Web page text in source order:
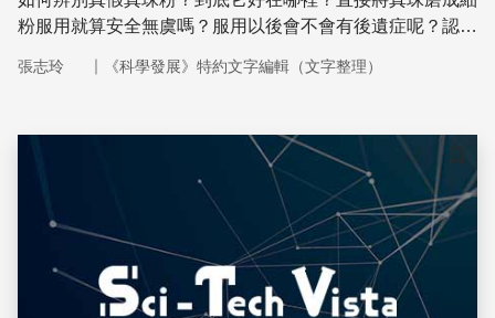
粉服用就算安全無虞嗎？服用以後會不會有後遺症呢？認知
措。
張志玲 ｜ 《科學發展》特約文字編輯（文字整理）
儲存